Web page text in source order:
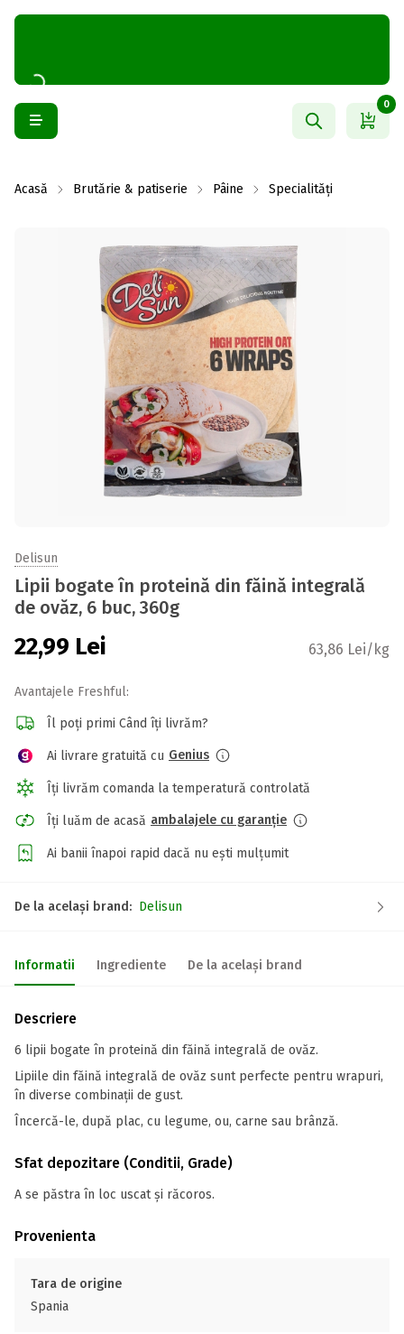
0
Acasă Brutărie & patiserie Pâine Specialități
Delisun
Lipii bogate în proteină din făină integrală
de ovăz, 6 buc, 360g
22,99 Lei 63,86 Lei/kg
Avantajele Freshful:
Îl poți primi Când îți livrăm?
Ai livrare gratuită cu Genius
Îți livrăm comanda la temperatură controlată
Îți luăm de acasă ambalajele cu garanție
Ai banii înapoi rapid dacă nu ești mulțumit
De la același brand: Delisun
Informatii Ingrediente De la același brand
Descriere
6 lipii bogate în proteină din făină integrală de ovăz.
Lipiile din făină integrală de ovăz sunt perfecte pentru wrapuri,
în diverse combinații de gust.
Încercă-le, după plac, cu legume, ou, carne sau brânză.
Sfat depozitare (Conditii, Grade)
A se păstra în loc uscat și răcoros.
Provenienta
Tara de origine
Spania